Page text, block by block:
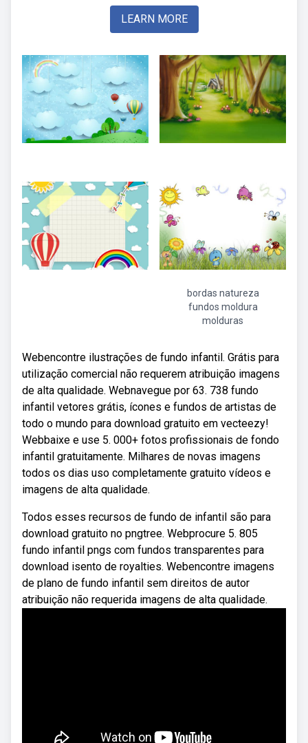
LEARN MORE
bordas natureza
fundos moldura
molduras
Webencontre ilustrações de fundo infantil. Grátis para
utilização comercial não requerem atribuição imagens
de alta qualidade. Webnavegue por 63. 738 fundo
infantil vetores grátis, ícones e fundos de artistas de
todo o mundo para download gratuito em vecteezy!
Webbaixe e use 5. 000+ fotos profissionais de fondo
infantil gratuitamente. Milhares de novas imagens
todos os dias uso completamente gratuito vídeos e
imagens de alta qualidade.
Todos esses recursos de fundo de infantil são para
download gratuito no pngtree. Webprocure 5. 805
fundo infantil pngs com fundos transparentes para
download isento de royalties. Webencontre imagens
de plano de fundo infantil sem direitos de autor
atribuição não requerida imagens de alta qualidade.